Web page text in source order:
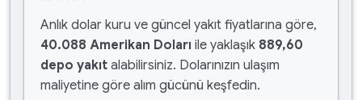
Anlık dolar kuru ve güncel yakıt fiyatlarına göre,
40.088 Amerikan Doları ile yaklaşık 889,60
depo yakıt alabilirsiniz. Dolarınızın ulaşım
maliyetine göre alım gücünü keşfedin.